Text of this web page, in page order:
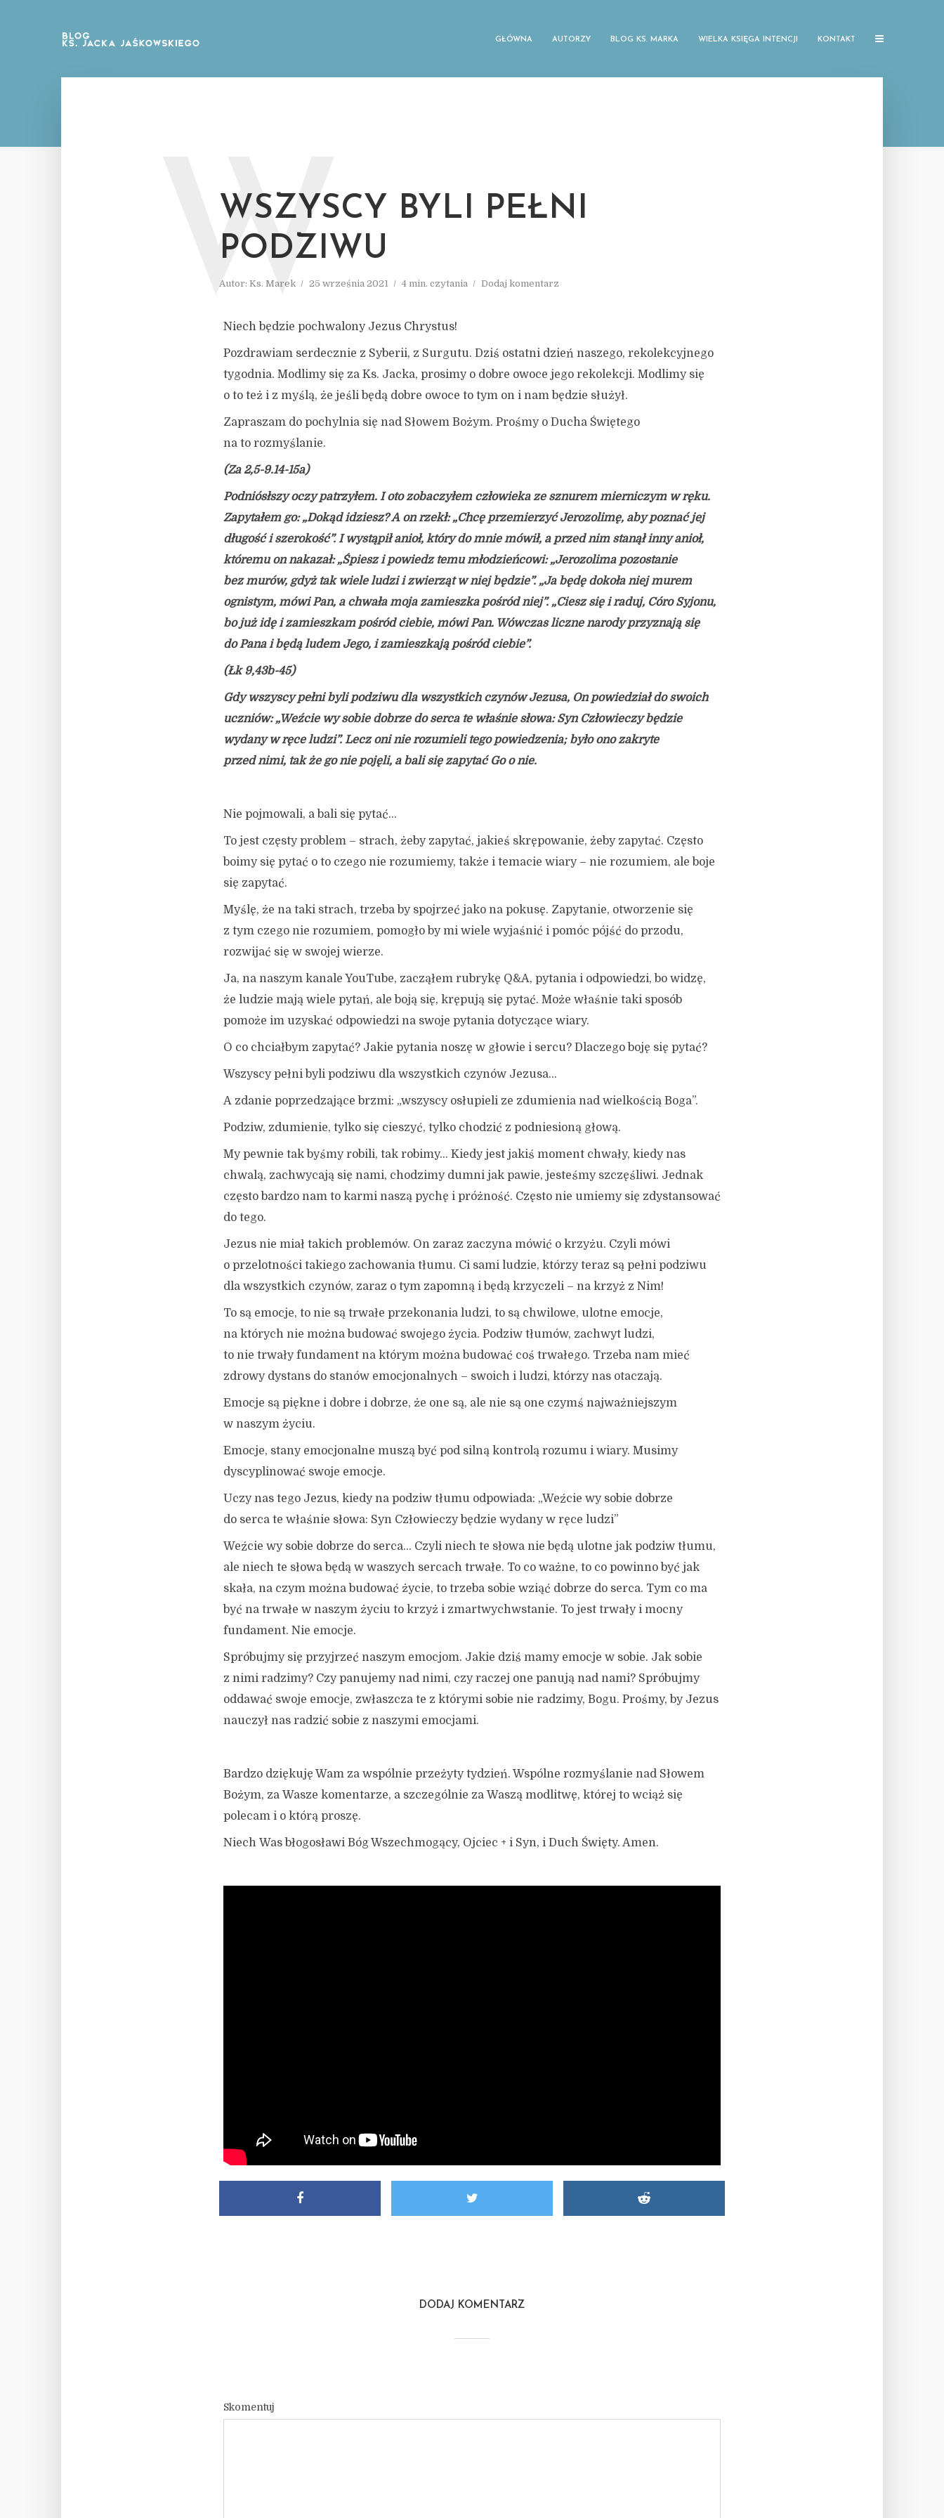
GŁÓWNA AUTORZY BLOG KS. MARKA WIELKA KSIĘGA INTENCJI KONTAKT
WSZYSCY BYLI PEŁNI
PODZIWU
Autor: Ks. Marek 25 września 2021 4 min. czytania Dodaj komentarz
W
Niech będzie pochwalony Jezus Chrystus!
Pozdrawiam serdecznie z Syberii, z Surgutu. Dziś ostatni dzień naszego, rekolekcyjnego
tygodnia. Modlimy się za Ks. Jacka, prosimy o dobre owoce jego rekolekcji. Modlimy się
o to też i z myślą, że jeśli będą dobre owoce to tym on i nam będzie służył.
Zapraszam do pochylnia się nad Słowem Bożym. Prośmy o Ducha Świętego
na to rozmyślanie.
(Za 2,5-9.14-15a)
Podniósłszy oczy patrzyłem. I oto zobaczyłem człowieka ze sznurem mierniczym w ręku.
Zapytałem go: „Dokąd idziesz? A on rzekł: „Chcę przemierzyć Jerozolimę, aby poznać jej
długość i szerokość”. I wystąpił anioł, który do mnie mówił, a przed nim stanął inny anioł,
któremu on nakazał: „Śpiesz i powiedz temu młodzieńcowi: „Jerozolima pozostanie
bez murów, gdyż tak wiele ludzi i zwierząt w niej będzie”. „Ja będę dokoła niej murem
ognistym, mówi Pan, a chwała moja zamieszka pośród niej”. „Ciesz się i raduj, Córo Syjonu,
bo już idę i zamieszkam pośród ciebie, mówi Pan. Wówczas liczne narody przyznają się
do Pana i będą ludem Jego, i zamieszkają pośród ciebie”.
(Łk 9,43b-45)
Gdy wszyscy pełni byli podziwu dla wszystkich czynów Jezusa, On powiedział do swoich
uczniów: „Weźcie wy sobie dobrze do serca te właśnie słowa: Syn Człowieczy będzie
wydany w ręce ludzi”. Lecz oni nie rozumieli tego powiedzenia; było ono zakryte
przed nimi, tak że go nie pojęli, a bali się zapytać Go o nie.
Nie pojmowali, a bali się pytać…
To jest częsty problem – strach, żeby zapytać, jakieś skrępowanie, żeby zapytać. Często
boimy się pytać o to czego nie rozumiemy, także i temacie wiary – nie rozumiem, ale boje
się zapytać.
Myślę, że na taki strach, trzeba by spojrzeć jako na pokusę. Zapytanie, otworzenie się
z tym czego nie rozumiem, pomogło by mi wiele wyjaśnić i pomóc pójść do przodu,
rozwijać się w swojej wierze.
Ja, na naszym kanale YouTube, zacząłem rubrykę Q&A, pytania i odpowiedzi, bo widzę,
że ludzie mają wiele pytań, ale boją się, krępują się pytać. Może właśnie taki sposób
pomoże im uzyskać odpowiedzi na swoje pytania dotyczące wiary.
O co chciałbym zapytać? Jakie pytania noszę w głowie i sercu? Dlaczego boję się pytać?
Wszyscy pełni byli podziwu dla wszystkich czynów Jezusa…
A zdanie poprzedzające brzmi: „wszyscy osłupieli ze zdumienia nad wielkością Boga”.
Podziw, zdumienie, tylko się cieszyć, tylko chodzić z podniesioną głową.
My pewnie tak byśmy robili, tak robimy… Kiedy jest jakiś moment chwały, kiedy nas
chwalą, zachwycają się nami, chodzimy dumni jak pawie, jesteśmy szczęśliwi. Jednak
często bardzo nam to karmi naszą pychę i próżność. Często nie umiemy się zdystansować
do tego.
Jezus nie miał takich problemów. On zaraz zaczyna mówić o krzyżu. Czyli mówi
o przelotności takiego zachowania tłumu. Ci sami ludzie, którzy teraz są pełni podziwu
dla wszystkich czynów, zaraz o tym zapomną i będą krzyczeli – na krzyż z Nim!
To są emocje, to nie są trwałe przekonania ludzi, to są chwilowe, ulotne emocje,
na których nie można budować swojego życia. Podziw tłumów, zachwyt ludzi,
to nie trwały fundament na którym można budować coś trwałego. Trzeba nam mieć
zdrowy dystans do stanów emocjonalnych – swoich i ludzi, którzy nas otaczają.
Emocje są piękne i dobre i dobrze, że one są, ale nie są one czymś najważniejszym
w naszym życiu.
Emocje, stany emocjonalne muszą być pod silną kontrolą rozumu i wiary. Musimy
dyscyplinować swoje emocje.
Uczy nas tego Jezus, kiedy na podziw tłumu odpowiada: „Weźcie wy sobie dobrze
do serca te właśnie słowa: Syn Człowieczy będzie wydany w ręce ludzi”
Weźcie wy sobie dobrze do serca… Czyli niech te słowa nie będą ulotne jak podziw tłumu,
ale niech te słowa będą w waszych sercach trwałe. To co ważne, to co powinno być jak
skała, na czym można budować życie, to trzeba sobie wziąć dobrze do serca. Tym co ma
być na trwałe w naszym życiu to krzyż i zmartwychwstanie. To jest trwały i mocny
fundament. Nie emocje.
Spróbujmy się przyjrzeć naszym emocjom. Jakie dziś mamy emocje w sobie. Jak sobie
z nimi radzimy? Czy panujemy nad nimi, czy raczej one panują nad nami? Spróbujmy
oddawać swoje emocje, zwłaszcza te z którymi sobie nie radzimy, Bogu. Prośmy, by Jezus
nauczył nas radzić sobie z naszymi emocjami.
Bardzo dziękuję Wam za wspólnie przeżyty tydzień. Wspólne rozmyślanie nad Słowem
Bożym, za Wasze komentarze, a szczególnie za Waszą modlitwę, której to wciąż się
polecam i o którą proszę.
Niech Was błogosławi Bóg Wszechmogący, Ojciec + i Syn, i Duch Święty. Amen.
DODAJ KOMENTARZ
Skomentuj